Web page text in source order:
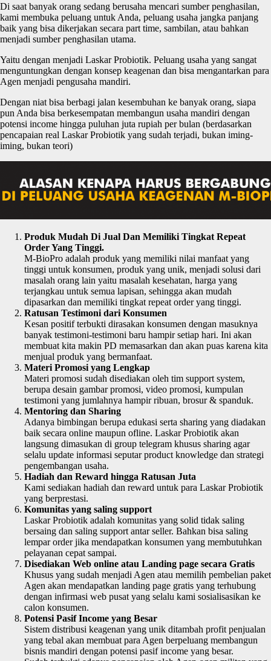
Di saat banyak orang sedang berusaha mencari sumber penghasilan,
kami membuka peluang untuk Anda, peluang usaha jangka panjang
baik yang bisa dikerjakan secara part time, sambilan, atau bahkan
menjadi sumber penghasilan utama.
Yaitu dengan menjadi Laskar Probiotik. Peluang usaha yang sangat
menguntungkan dengan konsep keagenan dan bisa mengantarkan para
Agen menjadi pengusaha mandiri.
Dengan niat bisa berbagi jalan kesembuhan ke banyak orang, siapa
pun Anda bisa berkesempatan membangun usaha mandiri dengan
potensi income hingga puluhan juta rupiah per bulan (berdasarkan
pencapaian real Laskar Probiotik yang sudah terjadi, bukan iming-
iming, bukan teori)
Produk Mudah Di Jual Dan Memiliki Tingkat Repeat
Order Yang Tinggi.
M-BioPro adalah produk yang memiliki nilai manfaat yang
tinggi untuk konsumen, produk yang unik, menjadi solusi dari
masalah orang lain yaitu masalah kesehatan, harga yang
terjangkau untuk semua lapisan, sehingga akan mudah
dipasarkan dan memiliki tingkat repeat order yang tinggi.
Ratusan Testimoni dari Konsumen
Kesan positif terbukti dirasakan konsumen dengan masuknya
banyak testimoni-testimoni baru hampir setiap hari. Ini akan
membuat kita makin PD memasarkan dan akan puas karena kita
menjual produk yang bermanfaat.
Materi Promosi yang Lengkap
Materi promosi sudah disediakan oleh tim support system,
berupa desain gambar promosi, video promosi, kumpulan
testimoni yang jumlahnya hampir ribuan, brosur & spanduk.
Mentoring dan Sharing
Adanya bimbingan berupa edukasi serta sharing yang diadakan
baik secara online maupun ofline. Laskar Probiotik akan
langsung dimasukan di group telegram khusus sharing agar
selalu update informasi seputar product knowledge dan strategi
pengembangan usaha.
Hadiah dan Reward hingga Ratusan Juta
Kami sediakan hadiah dan reward untuk para Laskar Probiotik
yang berprestasi.
Komunitas yang saling support
Laskar Probiotik adalah komunitas yang solid tidak saling
bersaing dan saling support antar seller. Bahkan bisa saling
lempar order jika mendapatkan konsumen yang membutuhkan
pelayanan cepat sampai.
Disediakan Web online atau Landing page secara Gratis
Khusus yang sudah menjadi Agen atau memilih pembelian paket
Agen akan mendapatkan landing page gratis yang terhubung
dengan infirmasi web pusat yang selalu kami sosialisasikan ke
calon konsumen.
Potensi Pasif Income yang Besar
Sistem distribusi keagenan yang unik ditambah profit penjualan
yang tebal akan membuat para Agen berpeluang membangun
bisnis mandiri dengan potensi pasif income yang besar.